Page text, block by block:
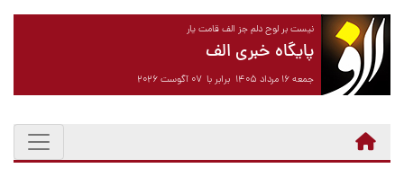
نیست بر لوح دلم جز الف قامت یار
پایگاه خبری الف
جمعه ۱۶ مرداد ۱۴۰۵ برابر با ۰۷ آگوست ۲۰۲۶